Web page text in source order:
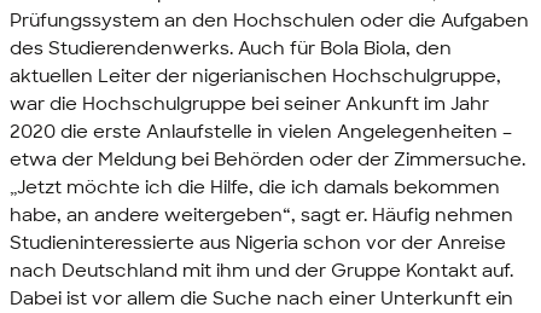
Prüfungssystem an den Hochschulen oder die Aufgaben
des Studierendenwerks. Auch für Bola Biola, den
aktuellen Leiter der nigerianischen Hochschulgruppe,
war die Hochschulgruppe bei seiner Ankunft im Jahr
2020 die erste Anlaufstelle in vielen Angelegenheiten –
etwa der Meldung bei Behörden oder der Zimmersuche.
„Jetzt möchte ich die Hilfe, die ich damals bekommen
habe, an andere weitergeben“, sagt er. Häufig nehmen
Studieninteressierte aus Nigeria schon vor der Anreise
nach Deutschland mit ihm und der Gruppe Kontakt auf.
Dabei ist vor allem die Suche nach einer Unterkunft ein